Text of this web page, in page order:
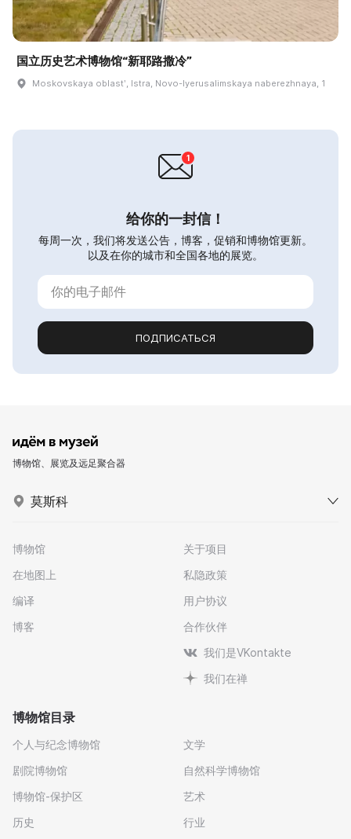
国立历史艺术博物馆“新耶路撒冷”
Moskovskaya oblastʹ, Istra, Novo-Iyerusalimskaya naberezhnaya, 1
给你的一封信！
每周一次，我们将发送公告，博客，促销和博物馆更新。
以及在你的城市和全国各地的展览。
ПОДПИСАТЬСЯ
博物馆、展览及远足聚合器
莫斯科
博物馆
在地图上
编译
博客
关于项目
私隐政策
用户协议
合作伙伴
我们是VKontakte
我们在禅
博物馆目录
个人与纪念博物馆
剧院博物馆
博物馆-保护区
历史
文学
自然科学博物馆
艺术
行业